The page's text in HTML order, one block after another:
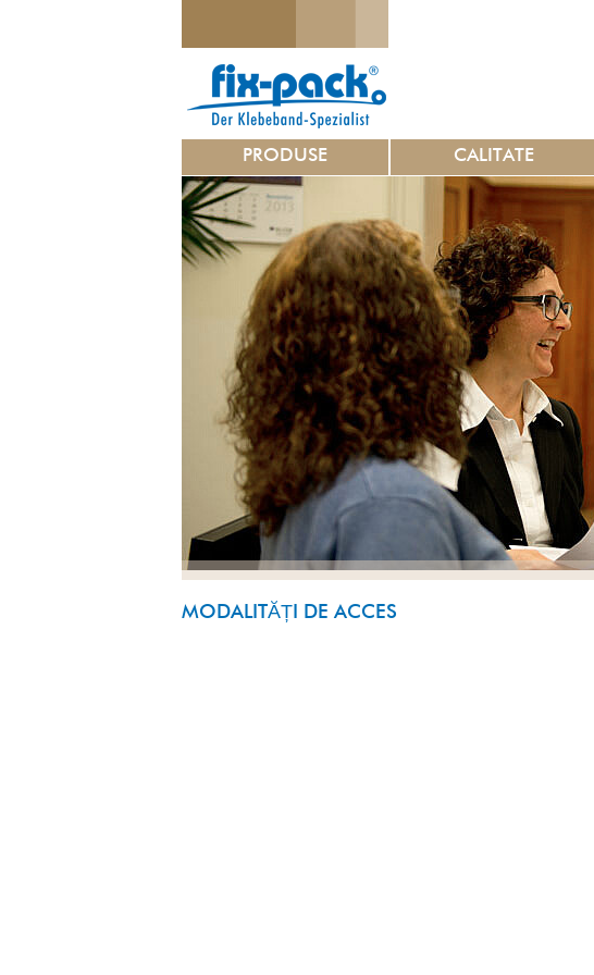
PRODUSE CALITATE
MODALITĂȚI DE ACCES